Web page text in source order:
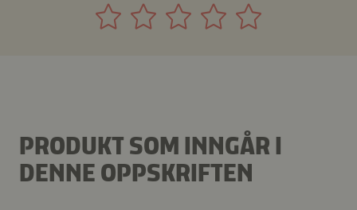
PRODUKT SOM INNGÅR I
DENNE OPPSKRIFTEN